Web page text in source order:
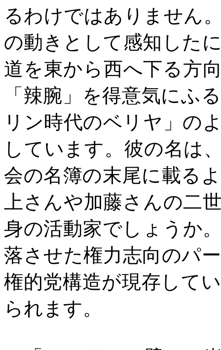
るわけではありません
の動きとして感知した
道を東から西へ下る方
「辣腕」を得意気にふ
リン時代のベリヤ」の
しています。彼の名は
会の名簿の末尾に載る
上さんや加藤さんの二
身の活動家でしょうか
落させた権力志向のパ
権的党構造が現存して
られます。